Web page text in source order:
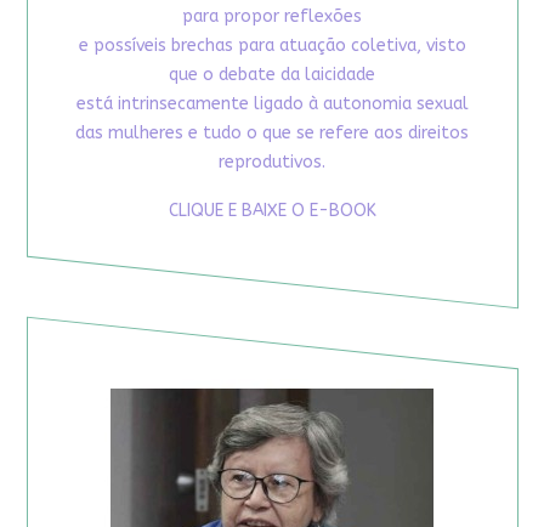
para propor reflexões
e possíveis brechas para atuação coletiva, visto
que o debate da laicidade
está intrinsecamente ligado à autonomia sexual
das mulheres e tudo o que se refere aos direitos
reprodutivos.
CLIQUE E BAIXE O E-BOOK